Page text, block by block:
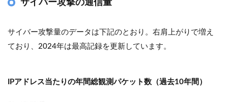
サイバー攻撃の通信量
サイバー攻撃量のデータは下記のとおり。右肩上がりで増え
ており、2024年は最高記録を更新しています。
IPアドレス当たりの年間総観測パケット数（過去10年間）